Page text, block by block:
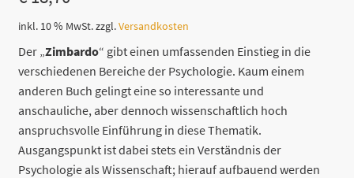
inkl. 10 % MwSt.zzgl.Versandkosten
Der „Zimbardo“ gibt einen umfassenden Einstieg in die
verschiedenen Bereiche der Psychologie. Kaum einem
anderen Buch gelingt eine so interessante und
anschauliche, aber dennoch wissenschaftlich hoch
anspruchsvolle Einführung in diese Thematik.
Ausgangspunkt ist dabei stets ein Verständnis der
Psychologie als Wissenschaft; hierauf aufbauend werden